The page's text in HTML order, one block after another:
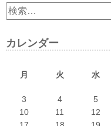
検
索:
カレンダー
月
火 水
3
4 5
10
11 12